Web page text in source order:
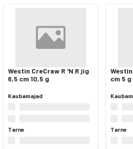
Westin CreCraw R 'N R jig
6,5 cm 10,5 g
Kaubamajad
Tarne
Westin
cm 5 g
Tarne